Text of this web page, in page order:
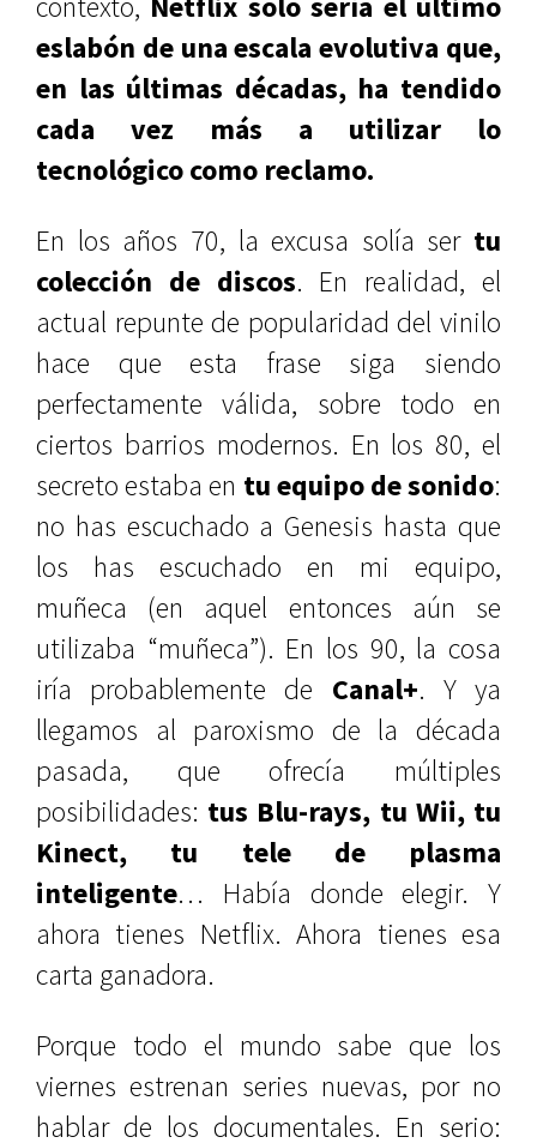
eslabón de una escala evolutiva que,
en las últimas décadas, ha tendido
cada vez más a utilizar lo
tecnológico como reclamo.
En los años 70, la excusa solía ser tu
colección de discos. En realidad, el
actual repunte de popularidad del vinilo
hace que esta frase siga siendo
perfectamente válida, sobre todo en
ciertos barrios modernos. En los 80, el
secreto estaba en tu equipo de sonido:
no has escuchado a Genesis hasta que
los has escuchado en mi equipo,
muñeca (en aquel entonces aún se
utilizaba “muñeca”). En los 90, la cosa
iría probablemente de Canal+. Y ya
llegamos al paroxismo de la década
pasada, que ofrecía múltiples
posibilidades: tus Blu-rays, tu Wii, tu
Kinect, tu tele de plasma
inteligente… Había donde elegir. Y
ahora tienes Netflix. Ahora tienes esa
carta ganadora.
Porque todo el mundo sabe que los
viernes estrenan series nuevas, por no
hablar de los documentales. En serio: